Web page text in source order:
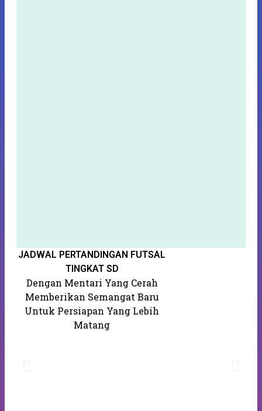
JADWAL PERTANDINGAN FUTSAL
TINGKAT SD
Dengan Mentari Yang Cerah
Memberikan Semangat Baru
Untuk Persiapan Yang Lebih
Matang